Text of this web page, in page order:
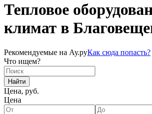
Тепловое
климат в
Рекомендуемые на Ау.руКак сюда попасть?
Что ищем?
Найти
Цена, руб.
Цена